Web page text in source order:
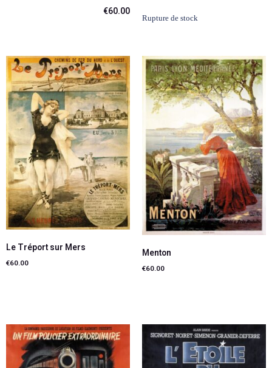
€60.00
Rupture de stock
Le Tréport sur Mers
€60.00
Menton
€60.00